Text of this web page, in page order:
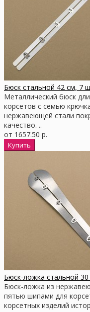
Бюск стальной 42 см, 7
Металлический бюск
корсетов с семью
нержавеющей стали
качество. ..
от 1657.50 р.
Бюск-ложка стальной
Бюск-ложка из
пятью шипами для
корсетных изделий